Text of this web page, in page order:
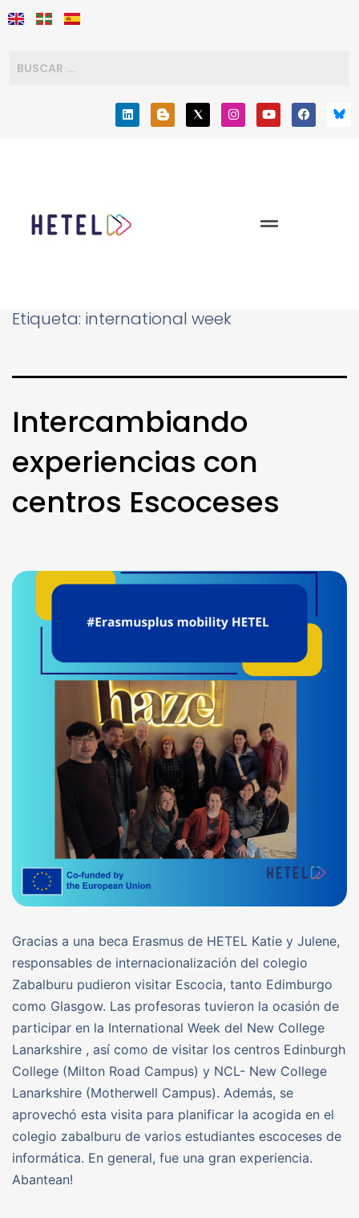
Etiqueta: international week
Intercambiando
experiencias con
centros Escoceses
Gracias a una beca Erasmus de HETEL Katie y Julene,
responsables de internacionalización del colegio
Zabalburu pudieron visitar Escocia, tanto Edimburgo
como Glasgow. Las profesoras tuvieron la ocasión de
participar en la International Week del New College
Lanarkshire , así como de visitar los centros Edinburgh
College (Milton Road Campus) y NCL- New College
Lanarkshire (Motherwell Campus). Además, se
aprovechó esta visita para planificar la acogida en el
colegio zabalburu de varios estudiantes escoceses de
informática. En general, fue una gran experiencia.
Abantean!